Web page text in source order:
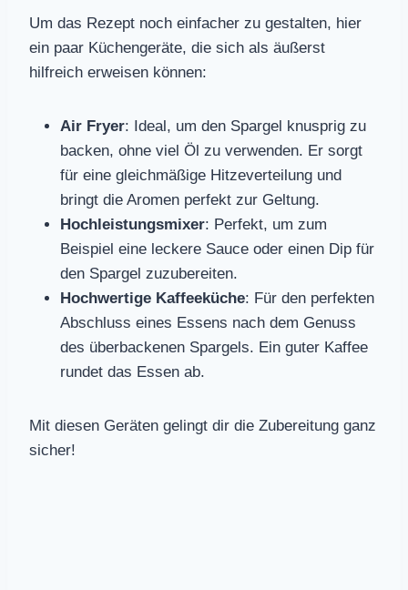
Um das Rezept noch einfacher zu gestalten, hier
ein paar Küchengeräte, die sich als äußerst
hilfreich erweisen können:
Air Fryer: Ideal, um den Spargel knusprig zu
backen, ohne viel Öl zu verwenden. Er sorgt
für eine gleichmäßige Hitzeverteilung und
bringt die Aromen perfekt zur Geltung.
Hochleistungsmixer: Perfekt, um zum
Beispiel eine leckere Sauce oder einen Dip für
den Spargel zuzubereiten.
Hochwertige Kaffeeküche: Für den perfekten
Abschluss eines Essens nach dem Genuss
des überbackenen Spargels. Ein guter Kaffee
rundet das Essen ab.
Mit diesen Geräten gelingt dir die Zubereitung ganz
sicher!